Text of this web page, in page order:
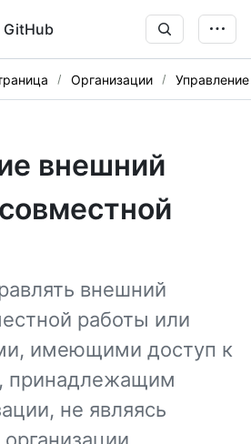
GitHub
Организации
внешний
внешний
работы или
имеющими доступ к
принадлежащим
не являясь